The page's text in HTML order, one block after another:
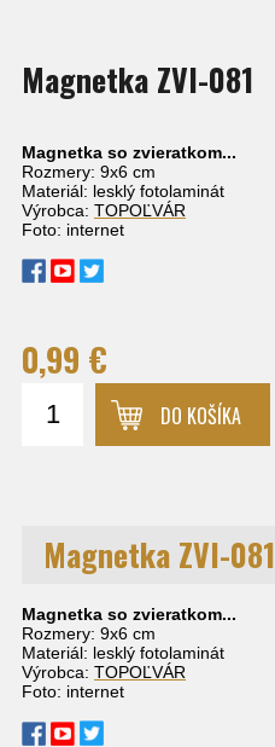
Magnetka ZVI-081
Magnetka so zvieratkom...
Rozmery: 9x6 cm
Materiál: lesklý fotolaminát
Výrobca: TOPOĽVÁR
Foto: internet
0,99 €
DO KOŠÍKA
Magnetka ZVI-081
Magnetka so zvieratkom...
Rozmery: 9x6 cm
Materiál: lesklý fotolaminát
Výrobca: TOPOĽVÁR
Foto: internet